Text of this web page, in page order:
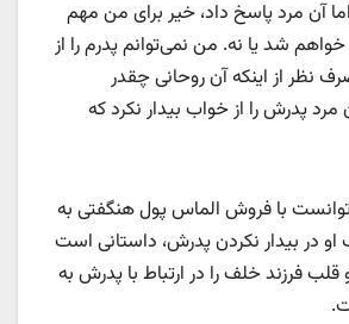
آن مرد پاسخ داد، خیر برای من مهم
شد یا نه. من نمی‌توانم پدرم را از
نظر از اینکه آن روحانی چقدر
مرد پدرش را از خواب بیدار نکرد که
با فروش الماس پول هنگفتی به
او در بیدار نکردن پدرش، داستانی است
قلب فرزند خلف را در ارتباط با پدرش به